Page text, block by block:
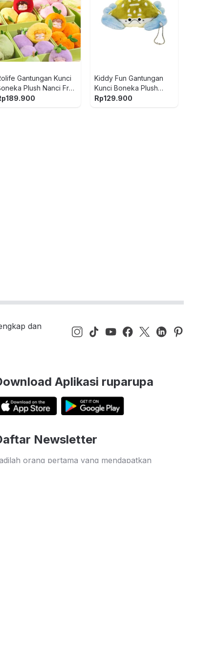
Gantungan Kunci
Plush Nanci Fruit
Random
189.900
Kiddy Fun Gantungan
Kunci Boneka Plush
Rp129.900
dan
Aplikasi ruparupa
Newsletter
orang pertama yang mendapatkan